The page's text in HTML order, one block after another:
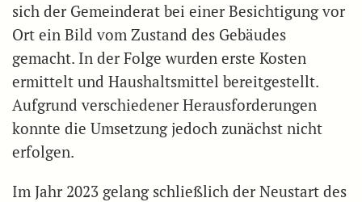
sich der Gemeinderat bei einer Besichtigung vor
Ort ein Bild vom Zustand des Gebäudes
gemacht. In der Folge wurden erste Kosten
ermittelt und Haushaltsmittel bereitgestellt.
Aufgrund verschiedener Herausforderungen
konnte die Umsetzung jedoch zunächst nicht
erfolgen.
Im Jahr 2023 gelang schließlich der Neustart des